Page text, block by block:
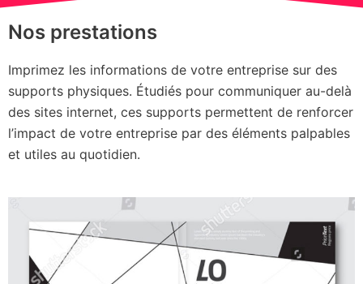
Nos prestations
Imprimez les informations de votre entreprise sur des
supports physiques. Étudiés pour communiquer au-delà
des sites internet, ces supports permettent de renforcer
l’impact de votre entreprise par des éléments palpables
et utiles au quotidien.